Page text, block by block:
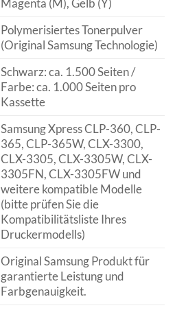
Magenta (M), Gelb (Y)
Polymerisiertes Tonerpulver
(Original Samsung Technologie)
Schwarz: ca. 1.500 Seiten /
Farbe: ca. 1.000 Seiten pro
Kassette
Samsung Xpress CLP-360, CLP-
365, CLP-365W, CLX-3300,
CLX-3305, CLX-3305W, CLX-
3305FN, CLX-3305FW und
weitere kompatible Modelle
(bitte prüfen Sie die
Kompatibilitätsliste Ihres
Druckermodells)
Original Samsung Produkt für
garantierte Leistung und
Farbgenauigkeit.